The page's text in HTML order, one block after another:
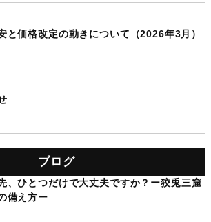
と価格改定の動きについて（2026年3月）
ブログ
、ひとつだけで大丈夫ですか？ー狡兎三窟
備え方ー